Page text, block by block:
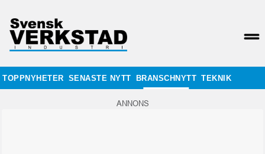
TOPPNYHETER SENASTE NYTT BRANSCHNYTT TEKNIK
ANNONS